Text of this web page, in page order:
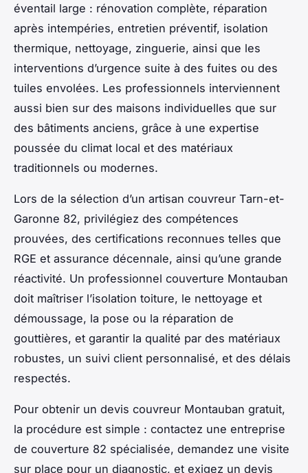
éventail large : rénovation complète, réparation
après intempéries, entretien préventif, isolation
thermique, nettoyage, zinguerie, ainsi que les
interventions d’urgence suite à des fuites ou des
tuiles envolées. Les professionnels interviennent
aussi bien sur des maisons individuelles que sur
des bâtiments anciens, grâce à une expertise
poussée du climat local et des matériaux
traditionnels ou modernes.
Lors de la sélection d’un artisan couvreur Tarn-et-
Garonne 82, privilégiez des compétences
prouvées, des certifications reconnues telles que
RGE et assurance décennale, ainsi qu’une grande
réactivité. Un professionnel couverture Montauban
doit maîtriser l’isolation toiture, le nettoyage et
démoussage, la pose ou la réparation de
gouttières, et garantir la qualité par des matériaux
robustes, un suivi client personnalisé, et des délais
respectés.
Pour obtenir un devis couvreur Montauban gratuit,
la procédure est simple : contactez une entreprise
de couverture 82 spécialisée, demandez une visite
sur place pour un diagnostic, et exigez un devis